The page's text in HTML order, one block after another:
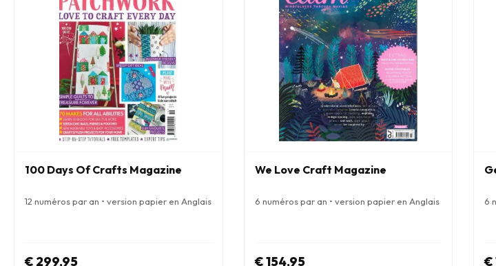
100 Days Of Crafts Magazine
12 numéros par an • version papier en Anglais
€ 299,95
We Love Craft Magazine
6 numéros par an • version papier en Anglais
€ 154,95
6
€